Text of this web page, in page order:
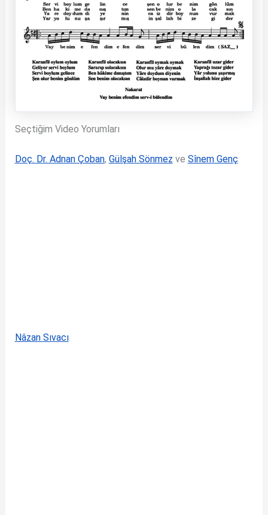
Seçtiğim Video Yorumları
Doç. Dr. Adnan Çoban, Gülşah Sönmez ve Sînem Genç
Nâzan Sıvacı